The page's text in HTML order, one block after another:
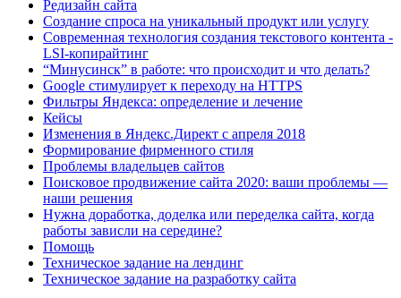
Редизайн сайта
Создание спроса на уникальный продукт или услугу
Современная технология создания текстового контента -
LSI-копирайтинг
“Минусинск” в работе: что происходит и что делать?
Google стимулирует к переходу на HTTPS
Фильтры Яндекса: определение и лечение
Кейсы
Изменения в Яндекс.Директ с апреля 2018
Формирование фирменного стиля
Проблемы владельцев сайтов
Поисковое продвижение сайта 2020: ваши проблемы —
наши решения
Нужна доработка, доделка или переделка сайта, когда
работы зависли на середине?
Помощь
Техническое задание на лендинг
Техническое задание на разработку сайта